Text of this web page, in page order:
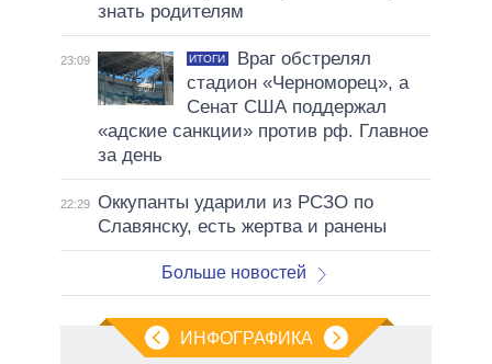
знать родителям
23:09 ИТОГИ
Враг обстрелял
стадион «Черноморец», а
Сенат США поддержал
«адские санкции» против рф. Главное
за день
22:29 Оккупанты ударили из РСЗО по
Славянску, есть жертва и ранены
Больше новостей
ИНФОГРАФИКА